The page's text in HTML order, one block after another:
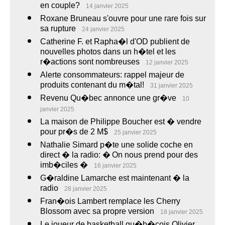
en couple?
14 janvier 2025
Roxane Bruneau s'ouvre pour une rare fois sur
sa rupture
24 janvier 2025
Catherine F. et Rapha�l d'OD publient de
nouvelles photos dans un h�tel et les
r�actions sont nombreuses
12 janvier 2025
Alerte consommateurs: rappel majeur de
produits contenant du m�tal!
31 janvier 2025
Revenu Qu�bec annonce une gr�ve
10
janvier 2025
La maison de Philippe Boucher est � vendre
pour pr�s de 2 M$
25 janvier 2025
Nathalie Simard p�te une solide coche en
direct � la radio: � On nous prend pour des
imb�ciles �
16 janvier 2025
G�raldine Lamarche est maintenant � la
radio
28 janvier 2025
Fran�ois Lambert remplace les Cherry
Blossom avec sa propre version
18 janvier 2025